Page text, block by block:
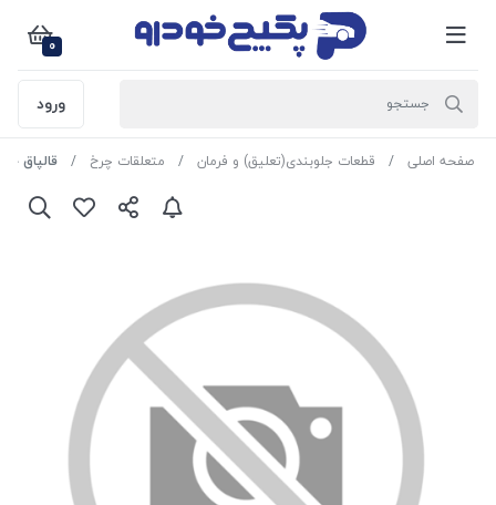
0
ورود
صفحه اصلی قطعات جلوبندی(تعلیق) و فرمان متعلقات چرخ قالپاق چرخ